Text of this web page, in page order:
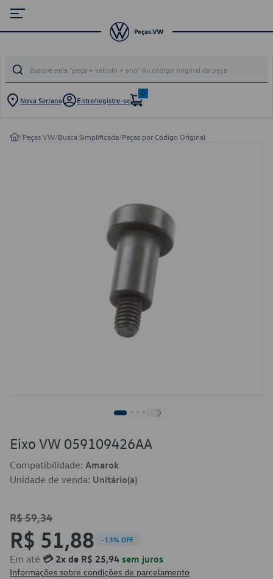
Nova Serrana Entre/registre-se
0
/Peças VW/Busca Simplificada/Peças por Código Original
Eixo VW 059109426AA
Compatibilidade: Amarok
Unidade de venda: Unitário(a)
R$ 59,34
R$ 51,88 -13% OFF
Em até 💳 2x de R$ 25,94 sem juros
Informações sobre condições de parcelamento